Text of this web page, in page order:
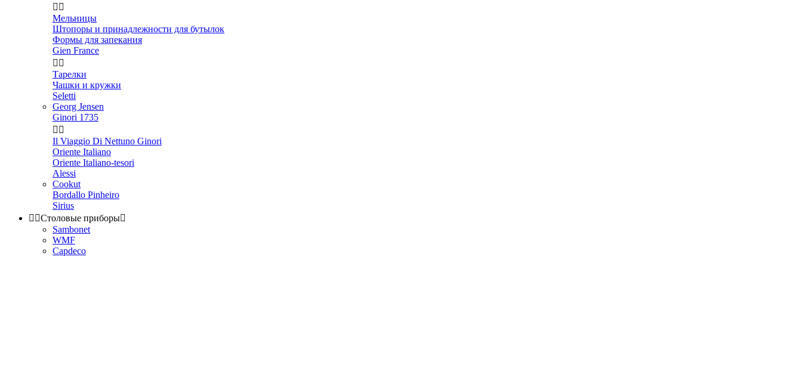
 
Мельницы
Штопоры и принадлежности для бутылок
Формы для запекания
Gien France
 
Тарелки
Чашки и кружки
Seletti
Georg Jensen
Ginori 1735
 
Il Viaggio Di Nettuno Ginori
Oriente Italiano
Oriente Italiano-tesori
Alessi
Cookut
Bordallo Pinheiro
Sirius
 Столовые приборы
Sambonet
WMF
Capdeco